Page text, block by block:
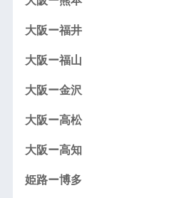
大阪ー福井
大阪ー福山
大阪ー金沢
大阪ー高松
大阪ー高知
姫路ー博多